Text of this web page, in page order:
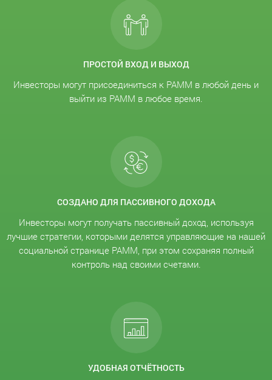
ПРОСТОЙ ВХОД И ВЫХОД
Инвесторы могут присоединиться к PAMM в любой день и
выйти из PAMM в любое время.
СОЗДАНО ДЛЯ ПАССИВНОГО ДОХОДА
Инвесторы могут получать пассивный доход, используя
лучшие стратегии, которыми делятся управляющие на нашей
социальной странице PAMM, при этом сохраняя полный
контроль над своими счетами.
УДОБНАЯ ОТЧЁТНОСТЬ